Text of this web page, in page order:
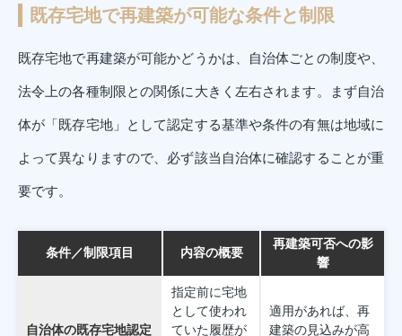
既存宅地で再建築が可能な条件と制限
既存宅地で再建築が可能かどうかは、自治体ごとの制度や、
法令上の各種制限との関係に大きく左右されます。まず自治
体が「既存宅地」として認定する基準や条件の有無は地域に
よって異なりますので、必ず該当自治体に確認することが重
要です。
条件／制限項目 内容の概要
再建築可否への影
響
自治体の既存宅地認定
指定前に宅地
として使われ
ていた履歴が
適用があれば、再
建築の見込みが高